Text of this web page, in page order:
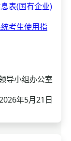
表(国有企业)
考生使用指
小组办公室
年5月21日